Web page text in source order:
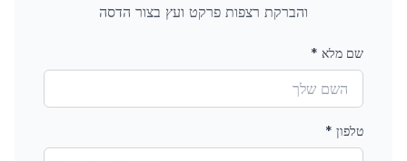
והברקת רצפות פרקט ועץ בצור הדסה
שם מלא *
טלפון *